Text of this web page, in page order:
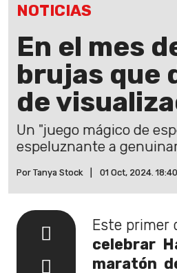
NOTICIAS
En el mes
brujas que
de
Un "juego mágico de
espeluznante a
Por Tanya Stock 01 Oct, 2024.
Este primer
celebrar
maratón